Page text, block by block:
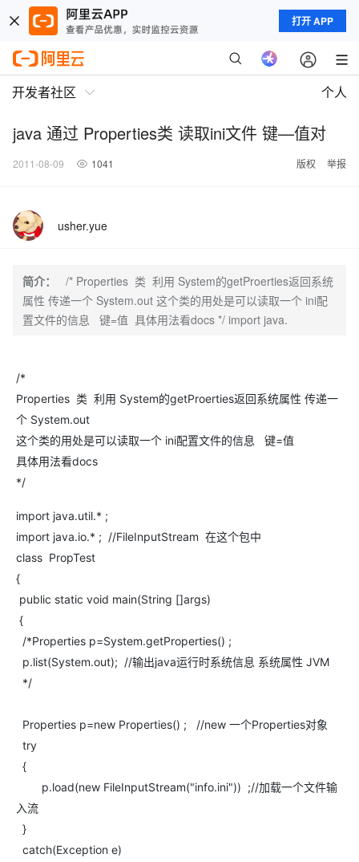
打开 APP
开发者社区 个人
java 通过 Properties类 读取ini文件 键—值对
2011-08-09 1041 版权 举报
usher.yue
简介：
/* Properties 类 利用 System的getProerties返回系统
属性 传递一个 System.out 这个类的用处是可以读取一个 ini配
置文件的信息 键=值 具体用法看docs */ import java.
/*
Properties 类 利用 System的getProerties返回系统属性 传递一
个 System.out
这个类的用处是可以读取一个 ini配置文件的信息 键=值
具体用法看docs
*/
import java.util.* ;
import java.io.* ; //FileInputStream 在这个包中
class PropTest
{
public static void main(String []args)
{
/*Properties p=System.getProperties() ;
p.list(System.out); //输出java运行时系统信息 系统属性 JVM
*/
Properties p=new Properties() ; //new 一个Properties对象
try
{
p.load(new FileInputStream("info.ini")) ;//加载一个文件输
入流
}
catch(Exception e)